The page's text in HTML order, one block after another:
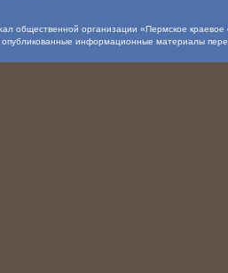
общественной организации «Пермское
опубликованные информационные материалы